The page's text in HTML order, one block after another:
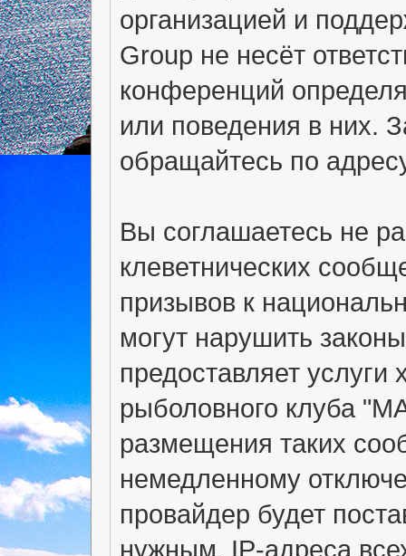
организацией и
Group не несёт
конференций
или поведения в них.
обращайтесь по
Вы соглашаетесь не
клеветнических
призывов к
могут нарушить
предоставляет
рыболовного клуба
размещения таких
немедленному
провайдер будет
нужным. IP-адреса